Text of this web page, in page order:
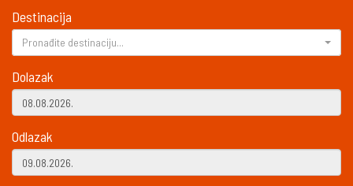
Destinacija
Pronađite destinaciju...
Dolazak
Odlazak